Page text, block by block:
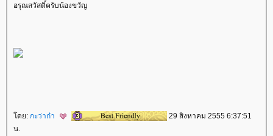
อรุณสวัสดิ์ครับน้องขวัญ
ดย: กะว่าก๋า
29 สิงหาคม 2555 6:37:51
น.